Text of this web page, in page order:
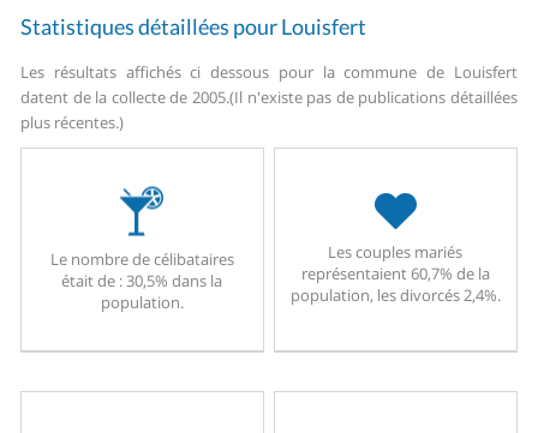
Statistiques détaillées pour Louisfert
Les résultats affichés ci dessous pour la commune de Louisfert
datent de la collecte de 2005.(Il n'existe pas de publications détaillées
plus récentes.)
Le nombre de célibataires
était de : 30,5% dans la
population.
Les couples mariés
représentaient 60,7% de la
population, les divorcés 2,4%.